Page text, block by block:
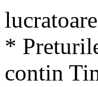
*
contin